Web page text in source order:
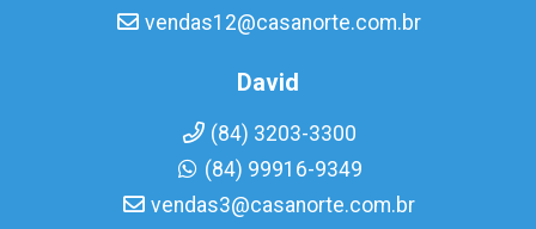
vendas12@casanorte.com.br
David
(84) 3203-3300
(84) 99916-9349
vendas3@casanorte.com.br